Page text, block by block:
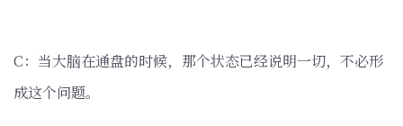
C：当大脑在通盘的时候，那个状态已经说明一切，不必形
成这个问题。